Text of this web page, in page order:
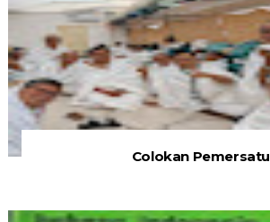
Colokan Pemersatu